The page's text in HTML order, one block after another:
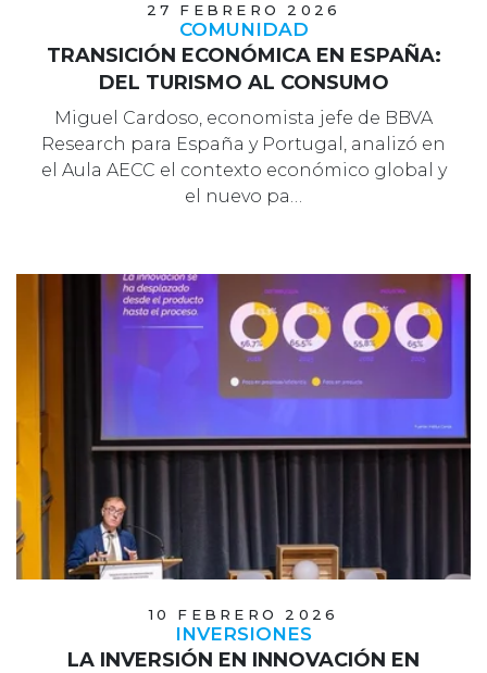
27 FEBRERO 2026
COMUNIDAD
TRANSICIÓN ECONÓMICA EN ESPAÑA:
DEL TURISMO AL CONSUMO
Miguel Cardoso, economista jefe de BBVA
Research para España y Portugal, analizó en
el Aula AECC el contexto económico global y
el nuevo pa…
10 FEBRERO 2026
INVERSIONES
LA INVERSIÓN EN INNOVACIÓN EN